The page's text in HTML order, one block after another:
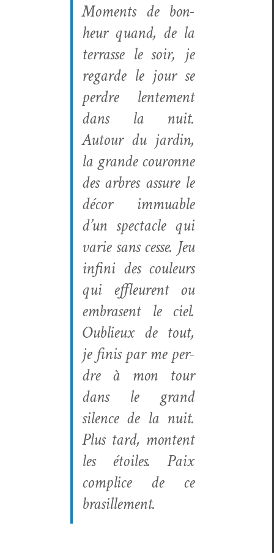
Moments de bon­
heur quand, de la
ter­rasse le soir, je
regarde le jour se
per­dre lente­ment
dans la nuit.
Autour du jardin,
la grande couronne
des arbres assure le
décor immuable
d’un spec­ta­cle qui
varie sans cesse. Jeu
infi­ni des couleurs
qui effleurent ou
embrasent le ciel.
Oublieux de tout,
je finis par me per­
dre à mon tour
dans le grand
silence de la nuit.
Plus tard, mon­tent
les étoiles. Paix
com­plice de ce
brasillement.